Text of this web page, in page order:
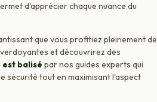
d'apprécier chaque nuance du
que vous profitiez pleinement de
et découvrirez des
balisé par nos guides experts qui
sécurité tout en maximisant l'aspect